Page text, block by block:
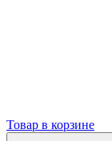
Товар в корзине